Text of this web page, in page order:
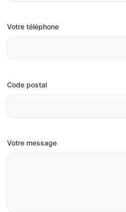
Votre téléphone
Code postal
Votre message